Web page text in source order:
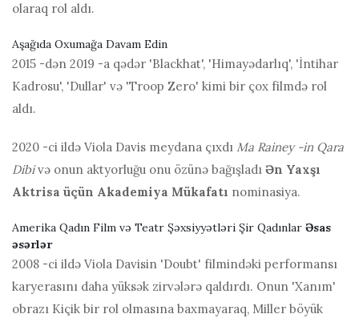
olaraq rol aldı.
Aşağıda Oxumağa Davam Edin
2015 -dən 2019 -a qədər 'Blackhat', 'Himayədarlıq', 'İntihar
Kadrosu', 'Dullar' və 'Troop Zero' kimi bir çox filmdə rol
aldı.
2020 -ci ildə Viola Davis meydana çıxdı Ma Rainey -in Qara
Dibivə onun aktyorluğu onu özünə bağışladı Ən Yaxşı
Aktrisa üçün Akademiya Mükafatı nominasiya.
Amerika Qadın Film və Teatr Şəxsiyyətləri Şir Qadınlar Əsas
əsərlər
2008 -ci ildə Viola Davisin 'Doubt' filmindəki performansı
karyerasını daha yüksək zirvələrə qaldırdı. Onun 'Xanım'
obrazı Kiçik bir rol olmasına baxmayaraq, Miller böyük